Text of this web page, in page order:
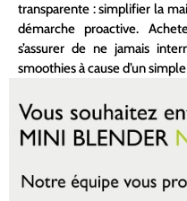
transparente : simplifier la
démarche proactive.
s’assurer de ne jamais
smoothies à cause d’un